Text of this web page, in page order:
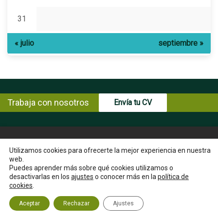
31
« julio septiembre »
Trabaja con nosotros Envía tu CV
© Copyright ENCE 2026 MAPA WEB
AVISO LEGAL
INSTRUCCIONES PARA EL EJERCICIO DE DERECHOS DEL
INTERESADO
Utilizamos cookies para ofrecerte la mejor experiencia en nuestra
web.
Puedes aprender más sobre qué cookies utilizamos o
desactivarlas en los ajustes o conocer más en la política de
cookies
Aceptar Rechazar Ajustes